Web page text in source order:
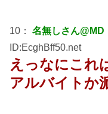
10： 名無しさん@MD
ID:EcghBff50.net
えっなにこれ
アルバイトか